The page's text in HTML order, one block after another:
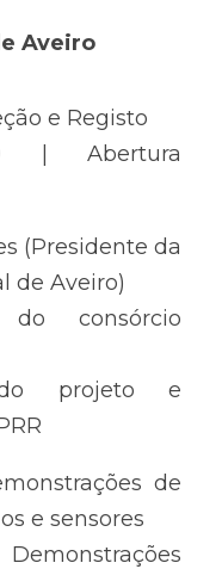
Aveiro
e Registo
| Abertura
(Presidente da
de Aveiro)
do consórcio
do projeto e
de
e sensores